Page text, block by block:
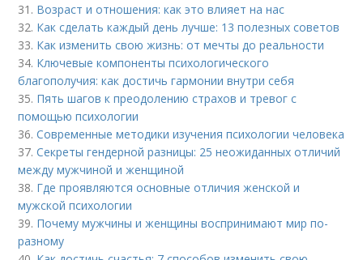
31. Возраст и отношения: как это влияет на нас
32. Как сделать каждый день лучше: 13 полезных советов
33. Как изменить свою жизнь: от мечты до реальности
34. Ключевые компоненты психологического
благополучия: как достичь гармонии внутри себя
35. Пять шагов к преодолению страхов и тревог с
помощью психологии
36.Современные методики изучения психологии человека
37.Секреты гендерной разницы: 25 неожиданных отличий
между мужчиной и женщиной
38. Где проявляются основные отличия женской и
мужской психологии
39. Почему мужчины и женщины воспринимают мир по-
разному